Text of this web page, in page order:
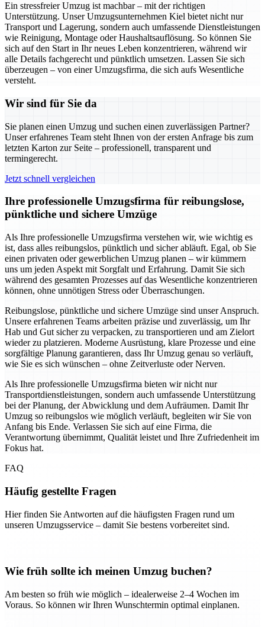
Ein stressfreier Umzug ist machbar – mit der richtigen
Unterstützung. Unser Umzugsunternehmen Kiel bietet nicht nur
Transport und Lagerung, sondern auch umfassende Dienstleistungen
wie Reinigung, Montage oder Haushaltsauflösung. So können Sie
sich auf den Start in Ihr neues Leben konzentrieren, während wir
alle Details fachgerecht und pünktlich umsetzen. Lassen Sie sich
überzeugen – von einer Umzugsfirma, die sich aufs Wesentliche
versteht.
Wir sind für Sie da
Sie planen einen Umzug und suchen einen zuverlässigen Partner?
Unser erfahrenes Team steht Ihnen von der ersten Anfrage bis zum
letzten Karton zur Seite – professionell, transparent und
termingerecht.
Jetzt schnell vergleichen
Ihre professionelle Umzugsfirma für reibungslose,
pünktliche und sichere Umzüge
Als Ihre professionelle Umzugsfirma verstehen wir, wie wichtig es
ist, dass alles reibungslos, pünktlich und sicher abläuft. Egal, ob Sie
einen privaten oder gewerblichen Umzug planen – wir kümmern
uns um jeden Aspekt mit Sorgfalt und Erfahrung. Damit Sie sich
während des gesamten Prozesses auf das Wesentliche konzentrieren
können, ohne unnötigen Stress oder Überraschungen.
Reibungslose, pünktliche und sichere Umzüge sind unser Anspruch.
Unsere erfahrenen Teams arbeiten präzise und zuverlässig, um Ihr
Hab und Gut sicher zu verpacken, zu transportieren und am Zielort
wieder zu platzieren. Moderne Ausrüstung, klare Prozesse und eine
sorgfältige Planung garantieren, dass Ihr Umzug genau so verläuft,
wie Sie es sich wünschen – ohne Zeitverluste oder Nerven.
Als Ihre professionelle Umzugsfirma bieten wir nicht nur
Transportdienstleistungen, sondern auch umfassende Unterstützung
bei der Planung, der Abwicklung und dem Aufräumen. Damit Ihr
Umzug so reibungslos wie möglich verläuft, begleiten wir Sie von
Anfang bis Ende. Verlassen Sie sich auf eine Firma, die
Verantwortung übernimmt, Qualität leistet und Ihre Zufriedenheit im
Fokus hat.
FAQ
Häufig gestellte Fragen
Hier finden Sie Antworten auf die häufigsten Fragen rund um
unseren Umzugsservice – damit Sie bestens vorbereitet sind.
Wie früh sollte ich meinen Umzug buchen?
Am besten so früh wie möglich – idealerweise 2–4 Wochen im
Voraus. So können wir Ihren Wunschtermin optimal einplanen.